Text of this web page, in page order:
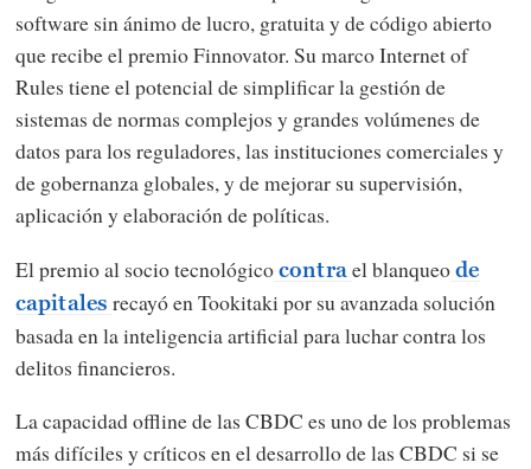
software sin ánimo de lucro, gratuita y de código abierto
que recibe el premio Finnovator. Su marco Internet of
Rules tiene el potencial de simplificar la gestión de
sistemas de normas complejos y grandes volúmenes de
datos para los reguladores, las instituciones comerciales y
de gobernanza globales, y de mejorar su supervisión,
aplicación y elaboración de políticas.
El premio al socio tecnológicocontrael blanqueo de
capitalesrecayó en Tookitaki por su avanzada solución
basada en la inteligencia artificial para luchar contra los
delitos financieros.
La capacidad offline de las CBDC es uno de los problemas
más difíciles y críticos en el desarrollo de las CBDC si se